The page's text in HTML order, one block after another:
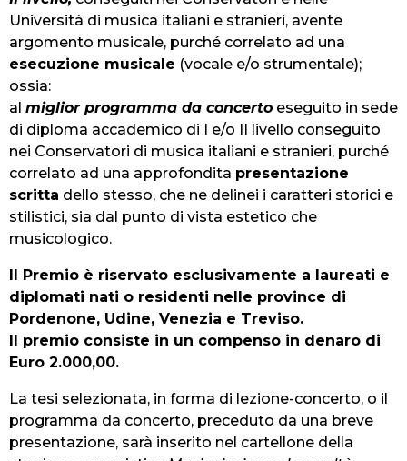
Università di musica italiani e stranieri, avente
argomento musicale, purché correlato ad una
esecuzione musicale (vocale e/o strumentale);
ossia:
al miglior programma da concerto eseguito in sede
di diploma accademico di I e/o II livello conseguito
nei Conservatori di musica italiani e stranieri, purché
correlato ad una approfondita presentazione
scritta dello stesso, che ne delinei i caratteri storici e
stilistici, sia dal punto di vista estetico che
musicologico.
Il Premio è riservato esclusivamente a laureati e
diplomati nati o residenti nelle province di
Pordenone, Udine, Venezia e Treviso.
Il premio consiste in un compenso in denaro di
Euro 2.000,00.
La tesi selezionata, in forma di lezione-concerto, o il
programma da concerto, preceduto da una breve
presentazione, sarà inserito nel cartellone della